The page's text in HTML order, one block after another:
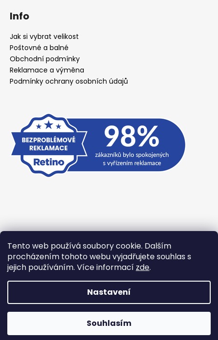
Tento web používá soubory cookie. Dalším
procházením tohoto webu vyjadřujete souhlas s
jejich používáním. Více informací zde.
Nastavení
Souhlasím
Info
Jak si vybrat velikost
Poštovné a balné
Obchodní podmínky
Reklamace a výměna
Podmínky ochrany osobních údajů
Přijímáme online platby
TexBase.cz. Všechna práva vyhrazena.